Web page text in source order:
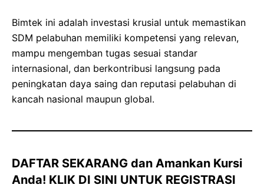
Bimtek ini adalah investasi krusial untuk memastikan
SDM pelabuhan memiliki kompetensi yang relevan,
mampu mengemban tugas sesuai standar
internasional, dan berkontribusi langsung pada
peningkatan daya saing dan reputasi pelabuhan di
kancah nasional maupun global.
DAFTAR SEKARANG dan Amankan Kursi
Anda! KLIK DI SINI UNTUK REGISTRASI